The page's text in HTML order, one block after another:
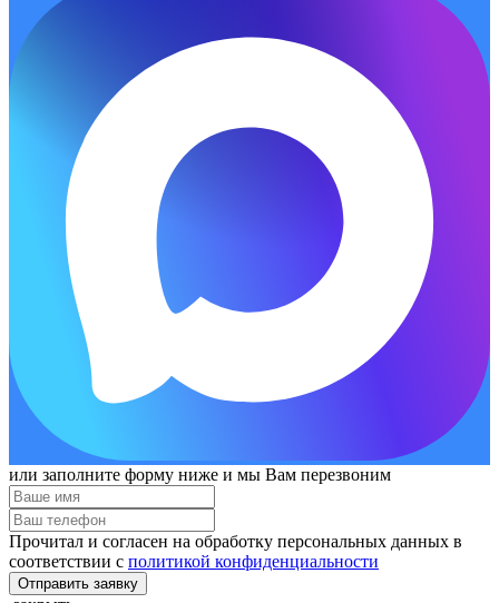
или заполните форму ниже и мы Вам перезвоним
Прочитал и согласен на обработку персональных данных в
соответствии с политикой конфиденциальности
Отправить заявку